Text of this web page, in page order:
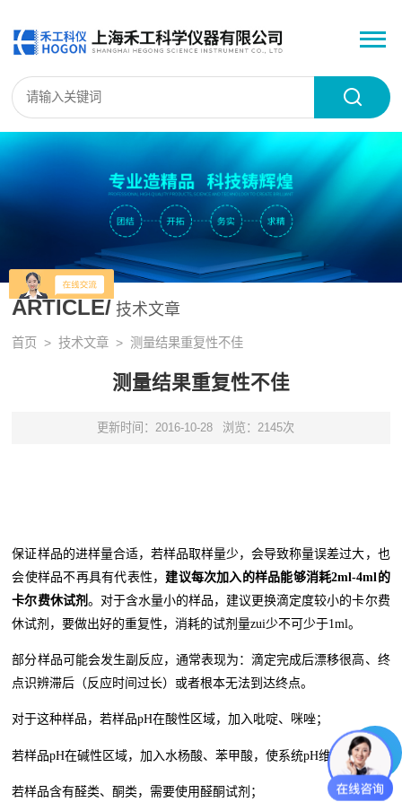
ARTICLE/ 技术文章
首页 >技术文章 > 测量结果重复性不佳
测量结果重复性不佳
更新时间：2016-10-28 浏览：2145次
保证样品的进样量合适，若样品取样量少，会导致称量误差过大，也
会使样品不再具有代表性，建议每次加入的样品能够消耗2ml-4ml的
卡尔费休试剂 。对于含水量小的样品，建议更换滴定度较小的卡尔费
休试剂，要做出好的重复性，消耗的试剂量zui少不可少于1ml。
部分样品可能会发生副反应，通常表现为：滴定完成后漂移很高、终
点识辨滞后（反应时间过长）或者根本无法到达终点。
对于这种样品，若样品pH在酸性区域，加入吡啶、咪唑；
若样品pH在碱性区域，加入水杨酸、苯甲酸，使系统pH维持在5-7；
若样品含有醛类、酮类，需要使用醛酮试剂；